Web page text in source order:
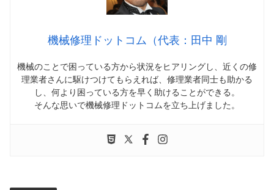
機械修理ドットコム（代表：田中 剛
機械のことで困っている方から状況をヒアリングし、近くの修
理業者さんに駆けつけてもらえれば、修理業者同士も助かる
し、何より困っている方を早く助けることができる。
そんな思いで機械修理ドットコムを立ち上げました。